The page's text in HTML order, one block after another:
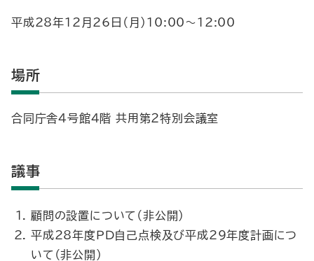
平成28年12月26日（月）10:00～12:00
場所
合同庁舎４号館４階 共用第２特別会議室
議事
顧問の設置について（非公開）
平成28年度ＰＤ自己点検及び平成29年度計画につ
いて（非公開）